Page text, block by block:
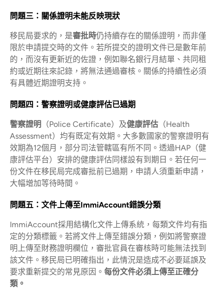
問題三：關係證明未能反映現狀
移民局要求的，是審批時仍持續存在的關係證明，而非僅
限於申請提交時的文件。若所提交的證明文件已是數年前
的，而沒有更新近的佐證，例如聯名銀行月結單、共同租
約或近期往來記錄，將無法通過審核。關係的持續性必須
有具體近期證明支持。
問題四：警察證明或健康評估已過期
警察證明 （Police Certificate）及健康評估 （Health
Assessment）均有既定有效期。大多數國家的警察證明有
效期為12個月，部分司法管轄區有所不同。透過HAP（健
康評估平台）安排的健康評估同樣設有到期日。若任何一
份文件在移民局完成審批前已過期，申請人須重新申請，
大幅增加等待時間。
問題五：文件上傳至ImmiAccount錯誤分類
ImmiAccount採用結構化文件上傳系統，每類文件均有指
定的分類標籤。若將文件上傳至錯誤分類，例如將警察證
明上傳至財務證明欄位，審批官員在審核時可能無法找到
該文件。移民局已明確指出，此情況是造成不必要延誤及
要求重新提交的常見原因。 每份文件必須上傳至正確分
類。